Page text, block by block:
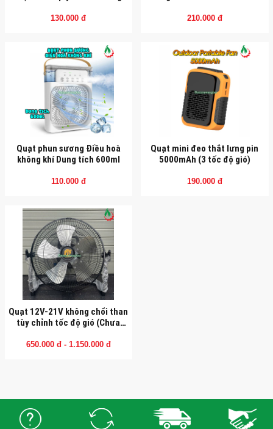
130.000 đ 210.000 đ
Quạt phun sương Điều hoà
không khí Dung tích 600ml
110.000 đ
Quạt mini đeo thắt lưng pin
5000mAh (3 tốc độ gió)
190.000 đ
Quạt 12V-21V không chổi than
tùy chỉnh tốc độ gió (Chưa
650.000 đ - 1.150.000 đ